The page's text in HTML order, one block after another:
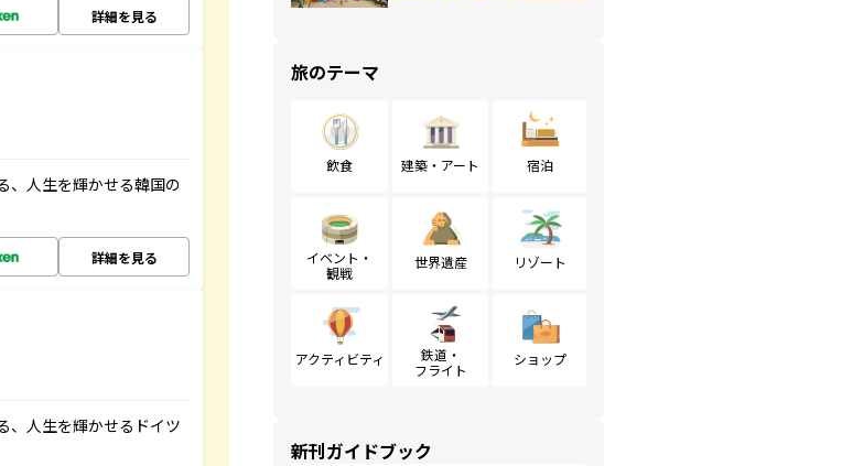
詳細を見る
、人生を輝かせる韓国の
詳細を見る
、人生を輝かせるドイツ
旅のテーマ
飲食 建築・アート 宿泊
イベント・
観戦
世界遺産 リゾート
アクティビティ
鉄道・
フライト
ショップ
新刊ガイドブック